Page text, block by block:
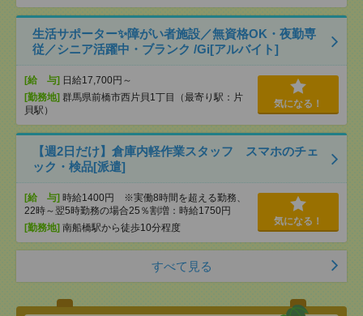
生活サポーター✨障がい者施設／無資格OK・夜勤専
従／シニア活躍中・ブランク /Gi[アルバイト]
[給 与] 日給17,700円～
[勤務地] 群馬県前橋市西片貝1丁目（最寄り駅：片
貝駅）
気になる！
【週2日だけ】倉庫内軽作業スタッフ スマホのチェ
ック・検品[派遣]
[給 与] 時給1400円 ※実働8時間を超える勤務、
22時～翌5時勤務の場合25％割増：時給1750円
[勤務地] 南船橋駅から徒歩10分程度
気になる！
すべて見る